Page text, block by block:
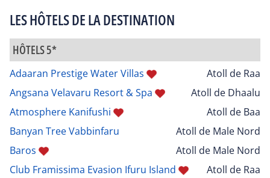
LES HÔTELS DE LA DESTINATION
HÔTELS 5*
Adaaran Prestige Water Villas
Atoll de Raa
Angsana Velavaru Resort & Spa
Atoll de Dhaalu
Atmosphere Kanifushi
Atoll de Baa
Banyan Tree Vabbinfaru
Atoll de Male Nord
Baros
Atoll de Male Nord
Club Framissima Evasion Ifuru Island
Atoll de Raa